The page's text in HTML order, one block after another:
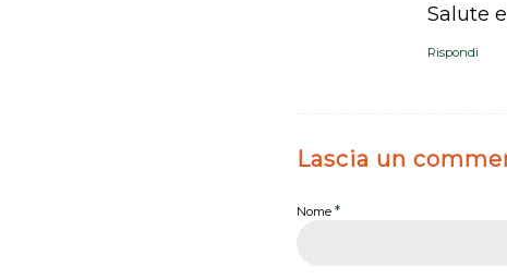
Salute
Rispondi
Lascia un
Nome *